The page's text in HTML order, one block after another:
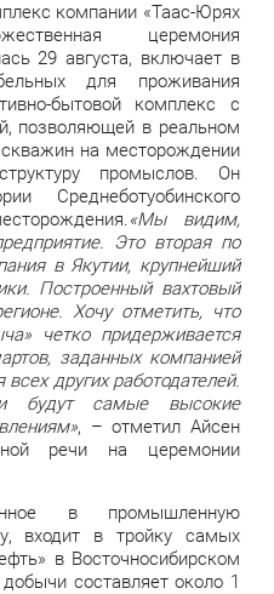
компании «Таас-Юрях
церемония
29 августа, включает в
для проживания
бытовой комплекс с
позволяющей в реальном
на месторождении
промыслов. Он
Среднеботуобинского
«Мы видим,
Это вторая по
в Якутии, крупнейший
Построенный вахтовый
Хочу отметить, что
четко придерживается
заданных компанией
других работодателей.
будут самые высокие
, – отметил Айсен
речи на церемонии
в промышленную
входит в тройку самых
в Восточносибирском
составляет около 1